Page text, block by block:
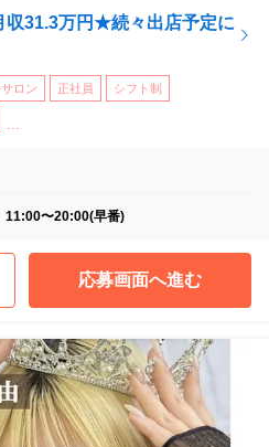
31.3万円★続々出店予定に
ロン 正社員 シフト制
11:00〜20:00(早番)
応募画面へ進む